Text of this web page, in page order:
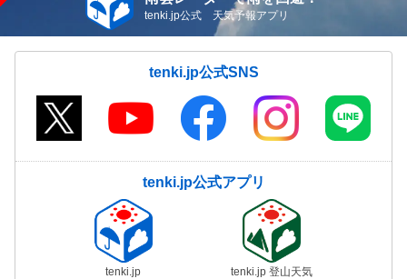
tenki.jp公式 天気予報アプリ
tenki.jp公式SNS
tenki.jp公式アプリ
tenki.jp tenki.jp 登山天気